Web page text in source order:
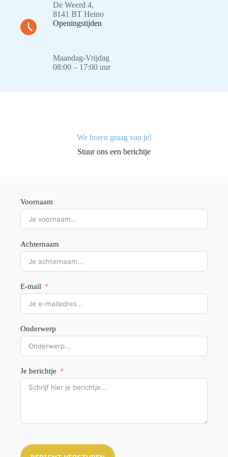
De Weerd 4,
8141 BT Heino
Openingstijden
Maandag-Vrijdag
08:00 – 17:00 uur
We horen graag van je!
Stuur ons een berichtje
Voornaam
Achternaam
E-mail
Onderwerp
Je berichtje